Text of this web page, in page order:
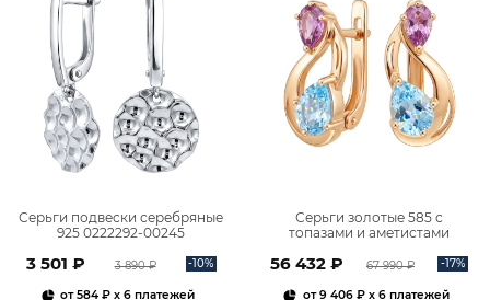
Серьги подвески серебряные
925 0222292-00245
3 501 ₽ 3 890 ₽ -10%
от584 ₽ x 6 платежей
Серьги золотые 585 с
топазами и аметистами
56 432 ₽ 67 990 ₽ -17%
от9 406 ₽x 6 платежей